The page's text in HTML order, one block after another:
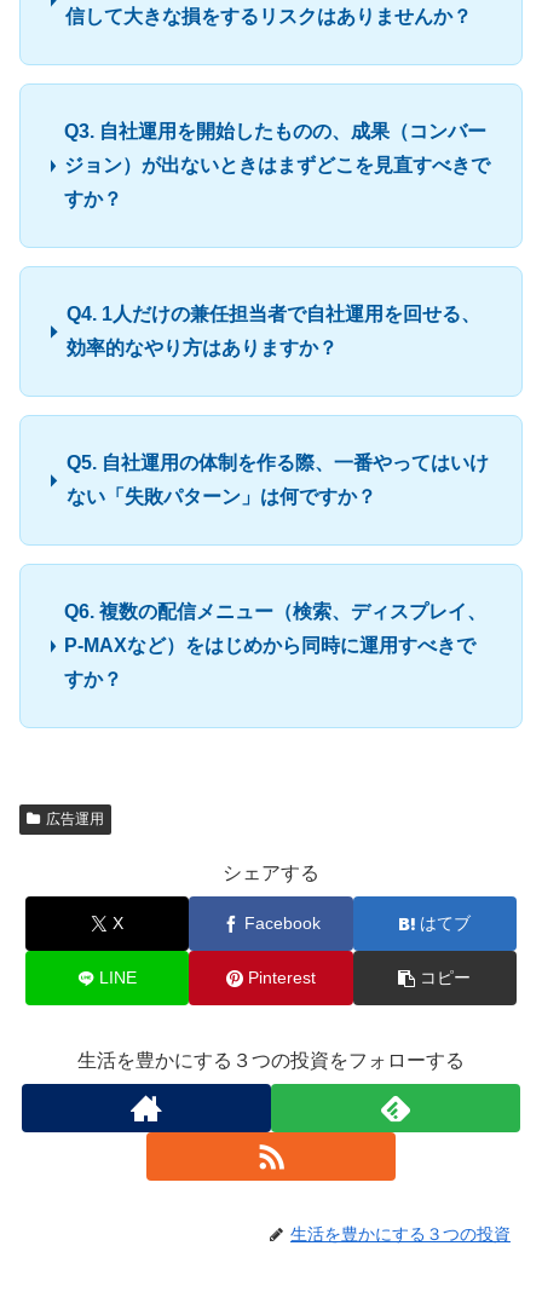
信して大きな損をするリスクはありませんか？
Q3. 自社運用を開始したものの、成果（コンバー
ジョン）が出ないときはまずどこを見直すべきで
すか？
Q4. 1人だけの兼任担当者で自社運用を回せる、
効率的なやり方はありますか？
Q5. 自社運用の体制を作る際、一番やってはいけ
ない「失敗パターン」は何ですか？
Q6. 複数の配信メニュー（検索、ディスプレイ、
P-MAXなど）をはじめから同時に運用すべきで
すか？
広告運用
シェアする
X Facebook はてブ
LINE Pinterest コピー
生活を豊かにする３つの投資をフォローする
生活を豊かにする３つの投資